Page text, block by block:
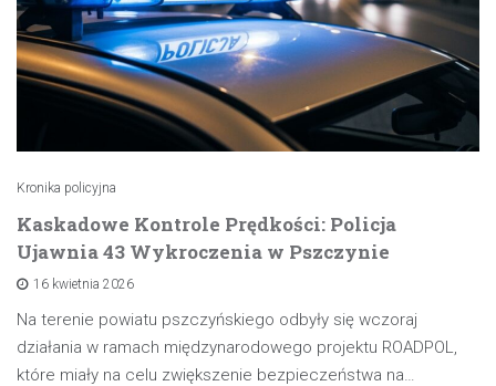
Kronika policyjna
Kaskadowe Kontrole Prędkości: Policja
Ujawnia 43 Wykroczenia w Pszczynie
16 kwietnia 2026
Na terenie powiatu pszczyńskiego odbyły się wczoraj
działania w ramach międzynarodowego projektu ROADPOL,
które miały na celu zwiększenie bezpieczeństwa na…